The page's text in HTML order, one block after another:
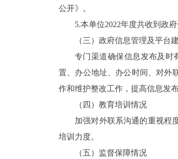
公开》。
5.本单位2022年度共收到政
（三）政府信息管理及平台
专门渠道确保信息发布及时
置、办公地址、办公时间、对外
作和维护整改工作，提高信息发
（四）教育培训情况
加强对外联系沟通的重视程
培训力度。
（五）监督保障情况